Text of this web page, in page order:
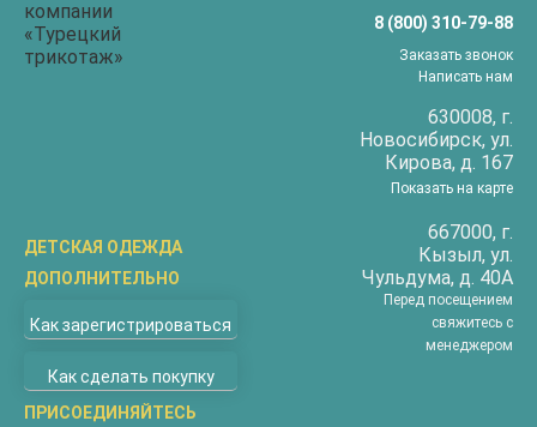
8 (800) 310-79-88
Заказать звонок
Написать нам
630008, г.
Новосибирск, ул.
Кирова, д. 167
Показать на карте
667000, г.
Кызыл, ул.
Чульдума, д. 40А
Перед посещением
свяжитесь с
менеджером
ДЕТСКАЯ ОДЕЖДА
Бриджи
Верхняя одежда
Джемперы
Жилеты
ДОПОЛНИТЕЛЬНО
Доставка
Оплата
Покупателям
Как зарегистрироваться
Как сделать покупку
ПРИСОЕДИНЯЙТЕСЬ